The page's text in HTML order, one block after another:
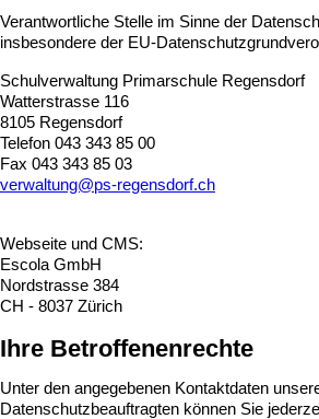
Verantwortliche Stelle im Sinne der
insbesondere der EU-
Schulverwaltung Primarschule Regensdorf
Watterstrasse 116
8105 Regensdorf
Telefon 043 343 85 00
Fax 043 343 85 03
verwaltung@ps-regensdorf.ch
Webseite und CMS:
Escola GmbH
Nordstrasse 384
CH - 8037 Zürich
Ihre Betroffenenrechte
Unter den angegebenen Kontaktdaten
Datenschutzbeauftragten können Sie